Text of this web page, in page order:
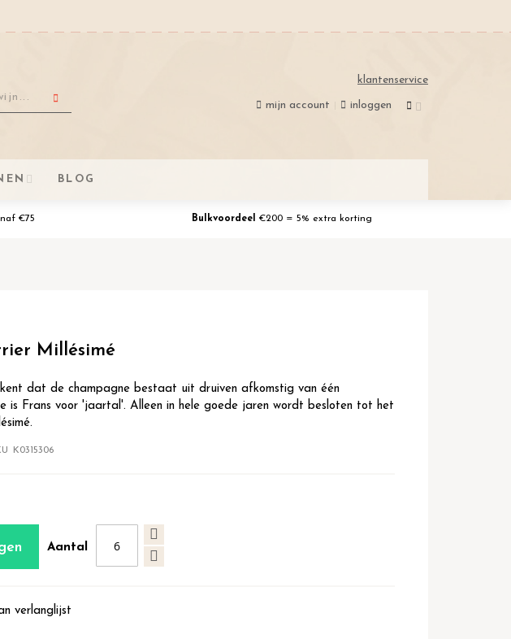
klantenservice
mijn account inloggen
BLOG
€75 Bulkvoordeel €200 = 5% extra korting
Millésimé
dat de champagne bestaat uit druiven afkomstig van één
is Frans voor 'jaartal'. Alleen in hele goede jaren wordt besloten tot het
K0315306
Aantal
verlanglijst